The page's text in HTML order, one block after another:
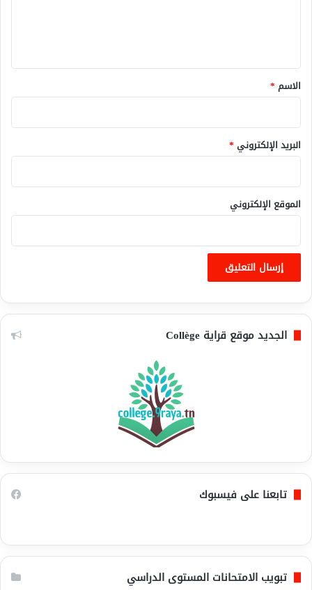
*
الاسم *
البريد الإلكتروني *
الموقع الإلكتروني
الجديد موقع قراية Collège
تابعنا على فيسبوك
تبويب الامتحانات المستوى الدراسي